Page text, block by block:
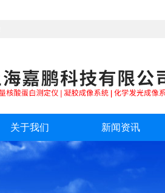
关于我们 新闻资讯